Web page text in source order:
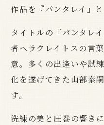
作品を『パンタレイ』
タイトルの『パンタレ
者ヘラクレイトスの言
意。多くの出逢いや試
化を遂げてきた山部泰嗣
す。
洗練の美と圧巻の響き